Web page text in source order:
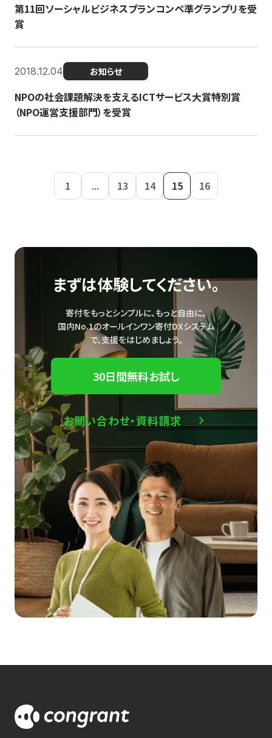
第11回ソーシャルビジネスプランコンペ準グランプリを受
賞
2018.12.04 お知らせ
NPOの社会課題解決を支えるICTサービス大賞特別賞
（NPO運営支援部門）を受賞
1 ... 13 14 15 16
まずは体験してください。
寄付をもっとシンプルに、もっと自由に。
国内No.1のオールインワン寄付DXシステム
で、支援をはじめましょう。
30日間無料お試し
お問い合わせ・資料請求